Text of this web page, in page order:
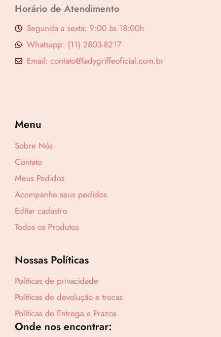
Horário de Atendimento
Segunda a sexta: 9:00 às 18:00h
Whatsapp: (11) 2803-8217
Email: contato@ladygriffeoficial.com.br
Menu
Sobre Nós
Contato
Meus Pedidos
Acompanhe seus pedidos
Editar cadastro
Todos os Produtos
Nossas Políticas
Políticas de privacidade
Políticas de devolução e trocas
Políticas de Entrega e Prazos
Onde nos encontrar: